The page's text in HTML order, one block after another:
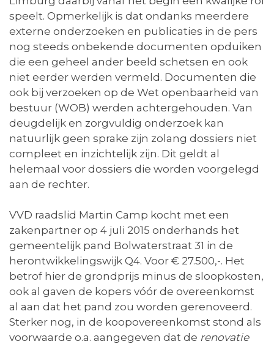
speelt. Opmerkelijk is dat ondanks meerdere
externe onderzoeken en publicaties in de pers
nog steeds onbekende documenten opduiken
die een geheel ander beeld schetsen en ook
niet eerder werden vermeld. Documenten die
ook bij verzoeken op de Wet openbaarheid van
bestuur (WOB) werden achtergehouden. Van
deugdelijk en zorgvuldig onderzoek kan
natuurlijk geen sprake zijn zolang dossiers niet
compleet en inzichtelijk zijn. Dit geldt al
helemaal voor dossiers die worden voorgelegd
aan de rechter.
VVD raadslid Martin Camp kocht met een
zakenpartner op 4 juli 2015 onderhands het
gemeentelijk pand Bolwaterstraat 31 in de
herontwikkelingswijk Q4. Voor € 27.500,-. Het
betrof hier de grondprijs minus de sloopkosten,
ook al gaven de kopers vóór de overeenkomst
al aan dat het pand zou worden gerenoveerd.
Sterker nog, in de koopovereenkomst stond als
voorwaarde o.a. aangegeven dat de renovatie